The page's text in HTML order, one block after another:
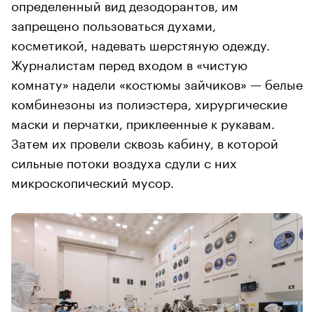
определенный вид дезодорантов, им
запрещено пользоваться духами,
косметикой, надевать шерстяную одежду.
Журналистам перед входом в «чистую
комнату» надели «костюмы зайчиков» — белые
комбинезоны из полиэстера, хирургические
маски и перчатки, приклеенные к рукавам.
Затем их провели сквозь кабину, в которой
сильные потоки воздуха сдули с них
микроскопический мусор.